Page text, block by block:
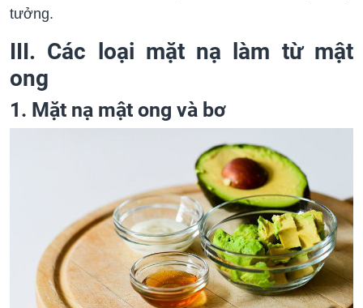
tưởng.
III. Các loại mặt nạ làm từ mật
ong
1. Mặt nạ mật ong và bơ